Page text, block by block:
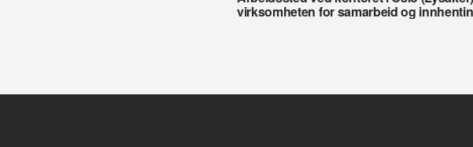
virksomheten for samarbeid og